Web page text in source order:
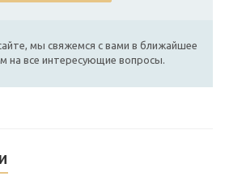
мы свяжемся с вами в ближайшее
на все интересующие вопросы.